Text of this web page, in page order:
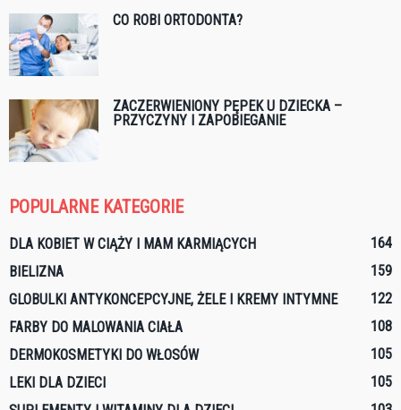
CO ROBI ORTODONTA?
ZACZERWIENIONY PĘPEK U DZIECKA –
PRZYCZYNY I ZAPOBIEGANIE
POPULARNE KATEGORIE
DLA KOBIET W CIĄŻY I MAM KARMIĄCYCH
164
BIELIZNA
159
GLOBULKI ANTYKONCEPCYJNE, ŻELE I KREMY INTYMNE
122
FARBY DO MALOWANIA CIAŁA
108
DERMOKOSMETYKI DO WŁOSÓW
105
LEKI DLA DZIECI
105